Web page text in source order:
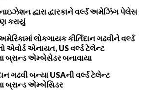
દ્વારા દ્વારકાને વર્લ્ડ અમેઝિંગ પેલેસ
કરાયું
લોકગાયક કીર્તિદાન ગઢવીને વર્લ્ડ
એનાયત, US વર્લ્ડ ટેલેન્ટ
એમ્બેસેડર બનાવાયા
ગઢવી બન્યા USAની વર્લ્ડ ટેલેન્ટ
બ્રાન્ડ એમ્બેસિડર